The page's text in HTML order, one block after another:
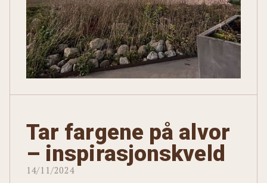
Tar fargene på alvor
– inspirasjonskveld
14/11/2024